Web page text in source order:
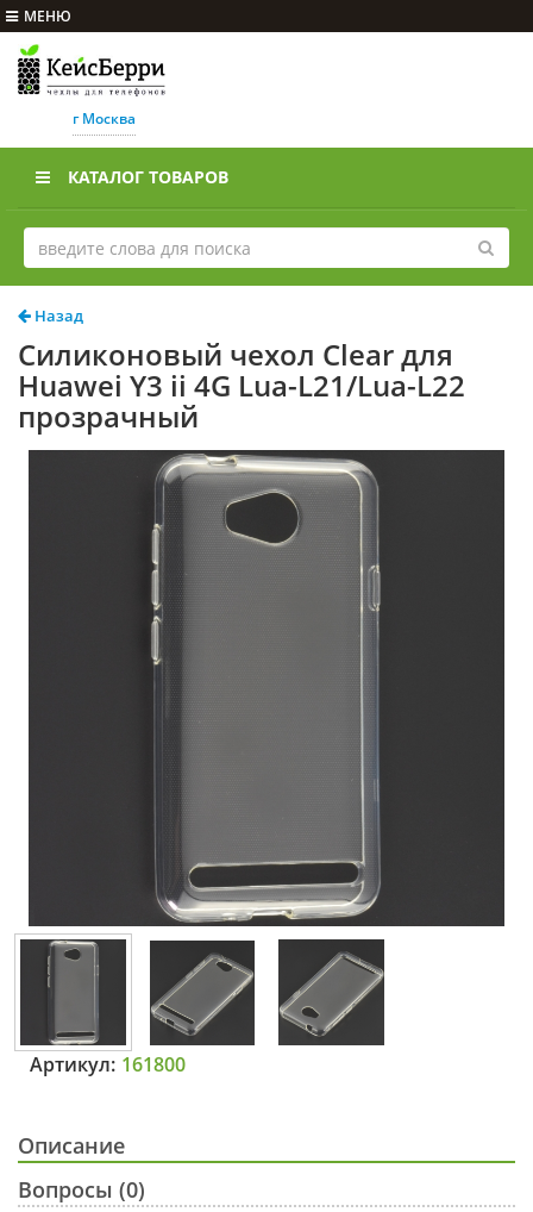
МЕНЮ
г Москва
КАТАЛОГ ТОВАРОВ
Назад
Силиконовый чехол Clear для
Huawei Y3 ii 4G Lua-L21/Lua-L22
прозрачный
Артикул: 161800
Описание
Вопросы (0)